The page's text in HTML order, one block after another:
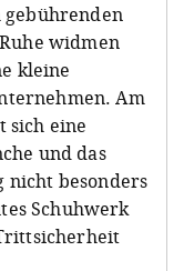
widmen
kleine
Am
sich eine
und das
nicht besonders
Schuhwerk